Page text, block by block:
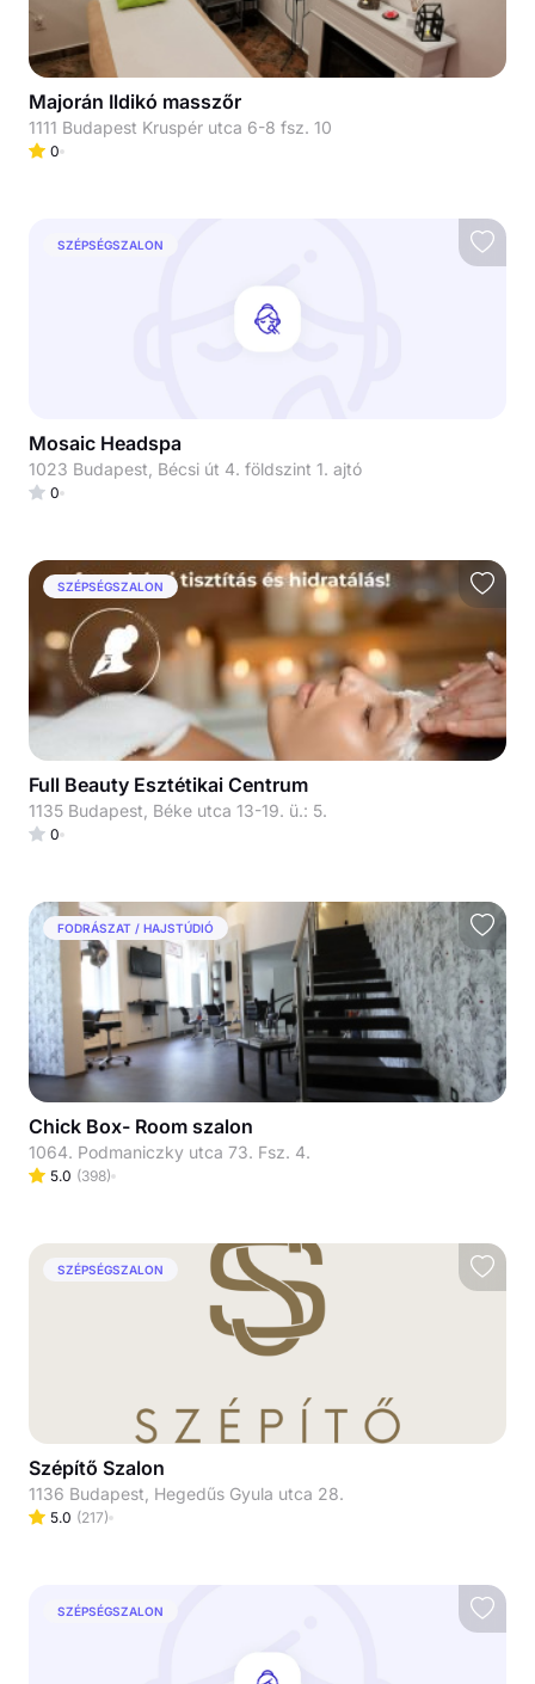
Majorán Ildikó masszőr
1111 Budapest Kruspér utca 6-8 fsz. 10
0
SZÉPSÉGSZALON
Mosaic Headspa
1023 Budapest, Bécsi út 4. földszint 1. ajtó
0
SZÉPSÉGSZALON
Full Beauty Esztétikai Centrum
1135 Budapest, Béke utca 13-19. ü.: 5.
0
FODRÁSZAT / HAJSTÚDIÓ
Chick Box- Room szalon
1064. Podmaniczky utca 73. Fsz. 4.
5.0 (398)
SZÉPSÉGSZALON
Szépítő Szalon
1136 Budapest, Hegedűs Gyula utca 28.
5.0 (217)
SZÉPSÉGSZALON